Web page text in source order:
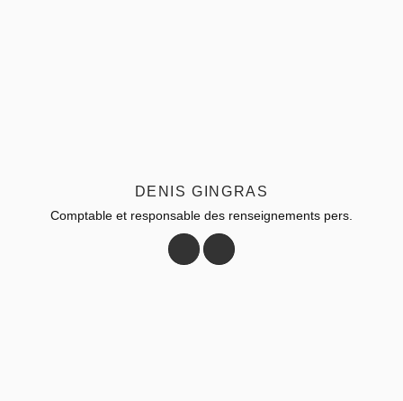
DENIS GINGRAS
Comptable et responsable des renseignements pers.